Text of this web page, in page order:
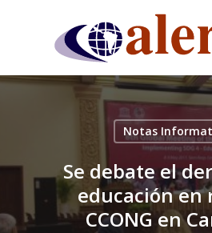
content
Notas
Se debate el
educación en
CCONG en